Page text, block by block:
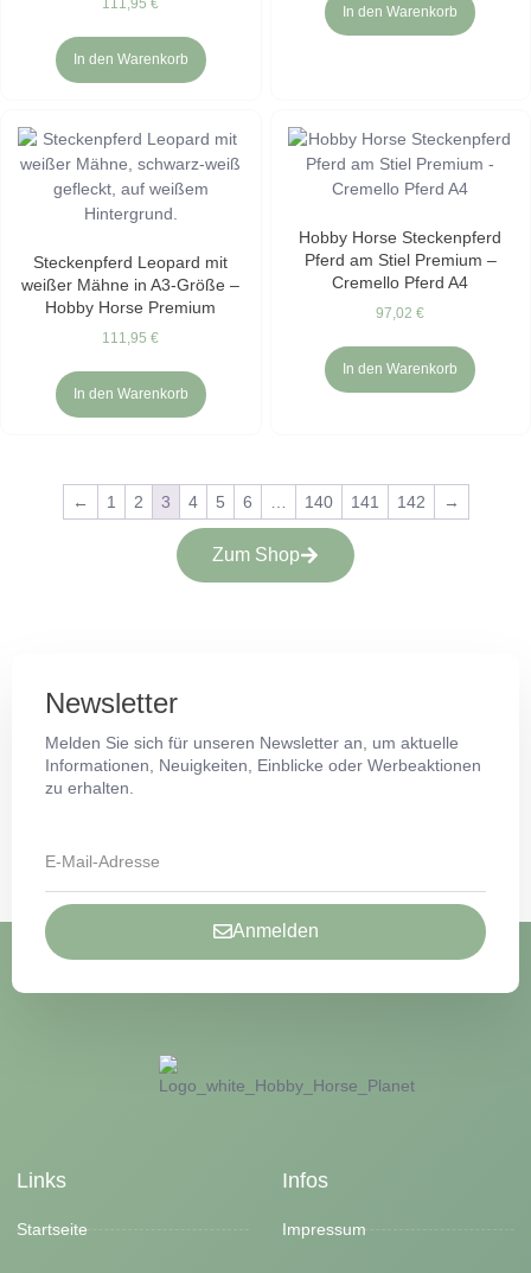
111,95€
In den Warenkorb
In den Warenkorb
Steckenpferd Leopard mit
weißer Mähne in A3-Größe –
Hobby Horse Premium
111,95€
In den Warenkorb
Hobby Horse Steckenpferd
Pferd am Stiel Premium –
Cremello Pferd A4
97,02€
In den Warenkorb
← 1 2 3 4 5 6 140 141 142 →
Zum Shop
Newsletter
Melden Sie sich für unseren Newsletter an, um aktuelle
Informationen, Neuigkeiten, Einblicke oder Werbeaktionen
zu erhalten.
Anmelden
Links
Startseite
Infos
Impressum